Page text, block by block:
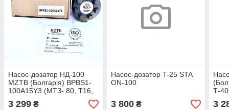
Насос-дозатор НД-100
MZTB (Болгарія) BPBS1-
100A15Y3 (МТЗ- 80, Т16,
Т-25, ЮМЗ ) з клапаном
3 299 ₴
Насос-дозатор T-25 STA
ON-100
3 800₴
Т-
3